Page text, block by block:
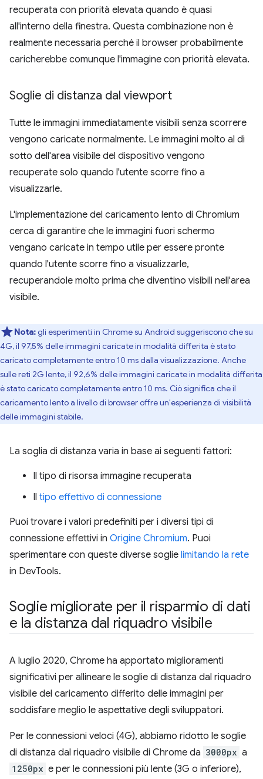
recuperata con priorità elevata quando è quasi
all'interno della finestra. Questa combinazione non è
realmente necessaria perché il browser probabilmente
caricherebbe comunque l'immagine con priorità elevata.
Soglie di distanza dal viewport
Tutte le immagini immediatamente visibili senza scorrere
vengono caricate normalmente. Le immagini molto al di
sotto dell'area visibile del dispositivo vengono
recuperate solo quando l'utente scorre fino a
visualizzarle.
L'implementazione del caricamento lento di Chromium
cerca di garantire che le immagini fuori schermo
vengano caricate in tempo utile per essere pronte
quando l'utente scorre fino a visualizzarle,
recuperandole molto prima che diventino visibili nell'area
visibile.
Nota:gli esperimenti in Chrome su Android suggeriscono che su
4G, il 97,5% delle immagini caricate in modalità differita è stato
caricato completamente entro 10 ms dalla visualizzazione. Anche
sulle reti 2G lente, il 92,6% delle immagini caricate in modalità differita
è stato caricato completamente entro 10 ms. Ciò significa che il
caricamento lento a livello di browser offre un'esperienza di visibilità
delle immagini stabile.
La soglia di distanza varia in base ai seguenti fattori:
Il tipo di risorsa immagine recuperata
Il tipo effettivo di connessione
Puoi trovare i valori predefiniti per i diversi tipi di
connessione effettivi in Origine Chromium. Puoi
sperimentare con queste diverse soglie limitando la rete
in DevTools.
Soglie migliorate per il risparmio di dati
e la distanza dal riquadro visibile
A luglio 2020, Chrome ha apportato miglioramenti
significativi per allineare le soglie di distanza dal riquadro
visibile del caricamento differito delle immagini per
soddisfare meglio le aspettative degli sviluppatori.
Per le connessioni veloci (4G), abbiamo ridotto le soglie
di distanza dal riquadro visibile di Chrome da 3000px a
1250px e per le connessioni più lente (3G o inferiore),